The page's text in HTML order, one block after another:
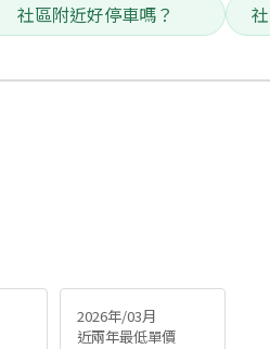
社區附近好停車嗎？
2026年/03月
近兩年最低單價